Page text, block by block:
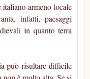
armeno locale
infatti, paesaggi
in quanto terra
può risultare difficile